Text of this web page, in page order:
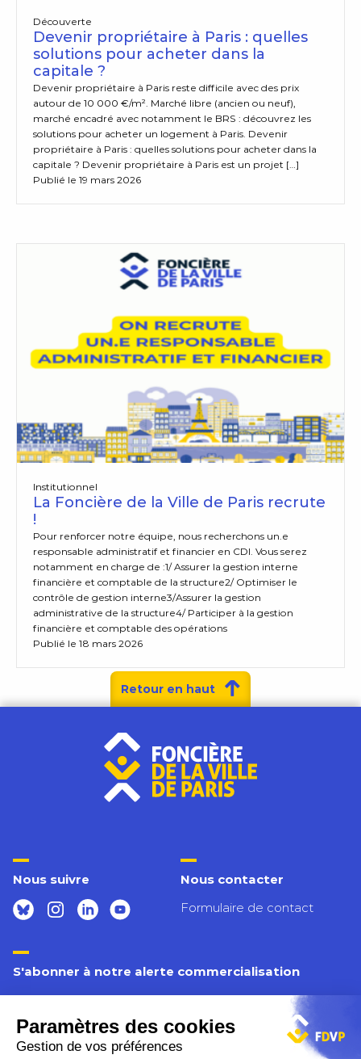
Devenir propriétaire à Paris : quelles
solutions pour acheter dans la
capitale ?
Découverte
Devenir propriétaire à Paris reste difficile avec des prix
autour de 10 000 €/m². Marché libre (ancien ou neuf),
marché encadré avec notamment le BRS : découvrez les
solutions pour acheter un logement à Paris. Devenir
propriétaire à Paris : quelles solutions pour acheter dans la
capitale ? Devenir propriétaire à Paris est un projet […]
Publié le 19 mars 2026
La Foncière de la Ville de Paris recrute
!
Institutionnel
Pour renforcer notre équipe, nous recherchons un.e
responsable administratif et financier en CDI. Vous serez
notamment en charge de :1/ Assurer la gestion interne
financière et comptable de la structure2/ Optimiser le
contrôle de gestion interne3/Assurer la gestion
administrative de la structure4/ Participer à la gestion
financière et comptable des opérations
Publié le 18 mars 2026
Nous suivre
Nous contacter
Formulaire de contact
S'abonner à notre alerte commercialisation
Inscrivez-vous pour connaître tous nos prochains
logements disponibles.
Inscription
Email*
Retour en haut